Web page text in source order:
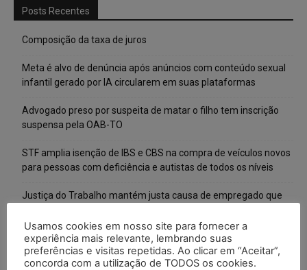
Posts Recentes
Composição da taxa de juros
Meta é alvo de denúncia após anúncios com conteúdo sexual
infantil gerado por IA circularem em suas plataformas
Advogado preso por suspeita de matar o filho tem inscrição
suspensa pela OAB-TO
STF amplia isenção de IBS e CBS na compra de veículos novos
para pessoas com deficiência e autistas de todos os níveis
Justiça do Trabalho mantém justa causa de empregado que
Usamos cookies em nosso site para fornecer a
experiência mais relevante, lembrando suas
preferências e visitas repetidas. Ao clicar em “Aceitar”,
concorda com a utilização de TODOS os cookies.